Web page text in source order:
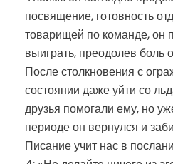
посвящение, готовность
товарищей по команде, он
выиграть, преодолев боль
После столкновения с
состоянии даже уйти со
друзья помогали ему, но
периоде он вернулся и
Писание учит нас в